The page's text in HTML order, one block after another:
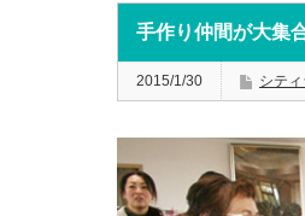
手作り仲間が大集
2015/1/30 シテ